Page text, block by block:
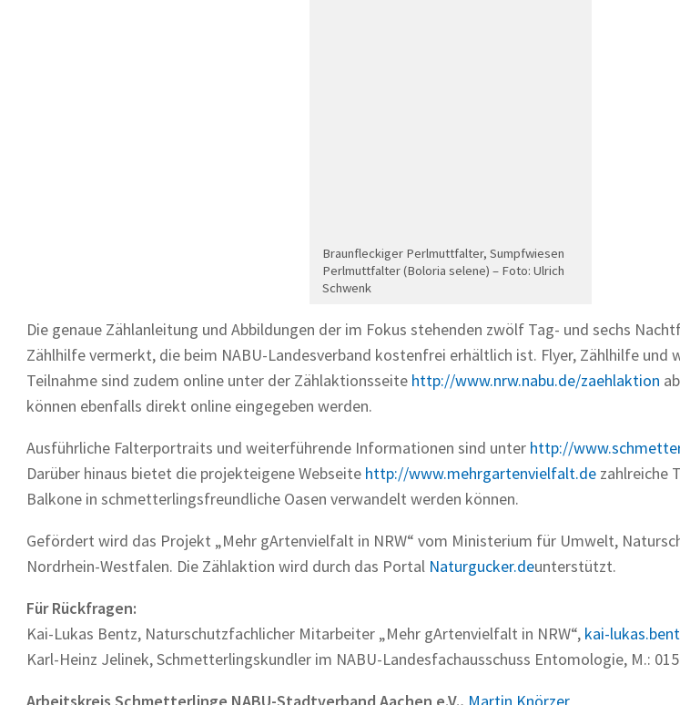
Braunfleckiger Perlmuttfalter, Sumpfwiesen
Perlmuttfalter (Boloria selene) – Foto: Ulrich
Schwenk
Die genaue Zählanleitung und Abbildungen der im Fokus stehenden zwölf Tag- und sechs
Zählhilfe vermerkt, die beim NABU-Landesverband kostenfrei erhältlich ist. Flyer, Zählhilfe
Teilnahme sind zudem online unter der Zählaktionsseite http://www.nrw.nabu.de/zaehlaktion
können ebenfalls direkt online eingegeben werden.
Ausführliche Falterportraits und weiterführende Informationen sind unter http://
Darüber hinaus bietet die projekteigene Webseite http://www.mehrgartenvielfalt.de zahlreiche
Balkone in schmetterlingsfreundliche Oasen verwandelt werden können.
Gefördert wird das Projekt „Mehr gArtenvielfalt in NRW“ vom Ministerium für Umwelt,
Nordrhein-Westfalen. Die Zählaktion wird durch das Portal Naturgucker.deunterstützt.
Für Rückfragen:
Kai-Lukas Bentz, Naturschutzfachlicher Mitarbeiter „Mehr gArtenvielfalt in NRW“, kai-
Karl-Heinz Jelinek, Schmetterlingskundler im NABU-Landesfachausschuss Entomologie, M.:
Arbeitskreis Schmetterlinge NABU-Stadtverband Aachen e.V., Martin Knörzer